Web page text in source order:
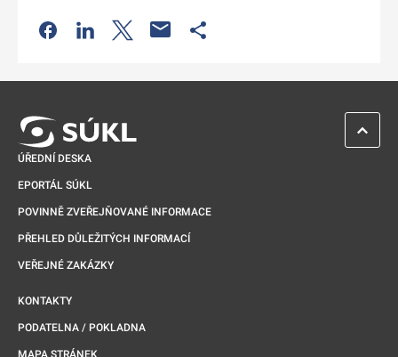
Odkaz se otevře na nové kartě
Odkaz se otevře na nové kartě
Odkaz se otevře na nové kartě
ÚŘEDNÍ DESKA
EPORTÁL SÚKL
POVINNĚ ZVEŘEJŇOVANÉ INFORMACE
PŘEHLED DŮLEŽITÝCH INFORMACÍ
VEŘEJNÉ ZAKÁZKY
KONTAKTY
PODATELNA / POKLADNA
MAPA STRÁNEK
ZPĚT